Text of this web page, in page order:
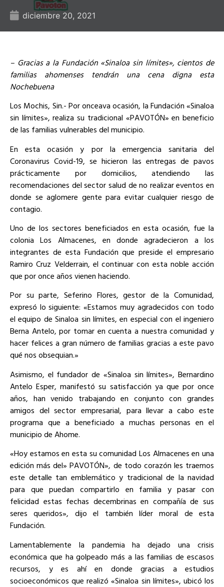
diciembre 20, 2021
– Gracias a la Fundación «Sinaloa sin límites», cientos de
familias ahomenses tendrán una cena digna esta
Nochebuena
Los Mochis, Sin.- Por onceava ocasión, la Fundación «Sinaloa
sin límites», realiza su tradicional «PAVOTÓN» en beneficio
de las familias vulnerables del municipio.
En esta ocasión y por la emergencia sanitaria del
Coronavirus Covid-19, se hicieron las entregas de pavos
prácticamente por domicilios, atendiendo las
recomendaciones del sector salud de no realizar eventos en
donde se aglomere gente para evitar cualquier riesgo de
contagio.
Uno de los sectores beneficiados en esta ocasión, fue la
colonia Los Almacenes, en donde agradecieron a los
integrantes de esta Fundación que preside el empresario
Ramiro Cruz Velderrain, el continuar con esta noble acción
que por once años vienen haciendo.
Por su parte, Seferino Flores, gestor de la Comunidad,
expresó lo siguiente: «Estamos muy agradecidos con todo
el equipo de Sinaloa sin límites, en especial con el ingeniero
Berna Antelo, por tomar en cuenta a nuestra comunidad y
hacer felices a gran número de familias gracias a este pavo
qué nos obsequian.»
Asimismo, el fundador de «Sinaloa sin límites», Bernardino
Antelo Esper, manifestó su satisfacción ya que por once
años, han venido trabajando en conjunto con grandes
amigos del sector empresarial, para llevar a cabo este
programa que a beneficiado a muchas personas en el
municipio de Ahome.
«Hoy estamos en esta su comunidad Los Almacenes en una
edición más del» PAVOTÓN», de todo corazón les traemos
este detalle tan emblemático y tradicional de la navidad
para que puedan compartirlo en familia y pasar con
felicidad estas fechas decembrinas en compañía de sus
seres queridos», dijo el también líder moral de esta
Fundación.
Lamentablemente la pandemia ha dejado una crisis
económica que ha golpeado más a las familias de escasos
recursos, y es ahí en donde gracias a estudios
socioeconómicos que realizó «Sinaloa sin límites», ubicó los